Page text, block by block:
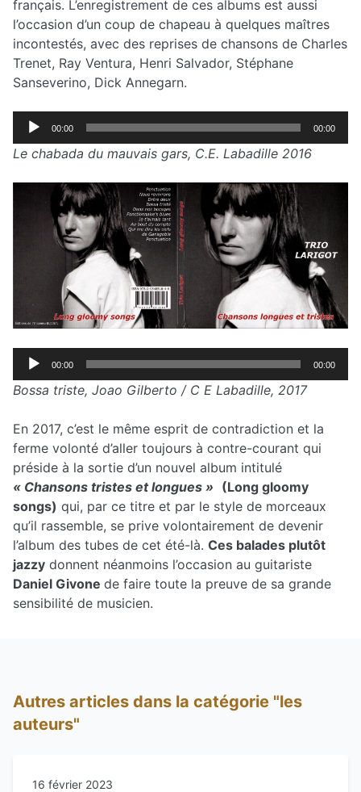
français. L’enregistrement de ces albums est aussi
l’occasion d’un coup de chapeau à quelques maîtres
incontestés, avec des reprises de chansons de Charles
Trenet, Ray Ventura, Henri Salvador, Stéphane
Sanseverino, Dick Annegarn.
Lecteur00:00 00:00
Le chabada du mauvais gars, C.E. Labadille 2016
Lecteur
audio
00:00 00:00
Bossa triste, Joao Gilberto / C E Labadille, 2017
En 2017, c’est le même esprit de contradiction et la
ferme volonté d’aller toujours à contre-courant qui
préside à la sortie d’un nouvel album intitulé
« Chansons tristes et longues » (Long gloomy
songs) qui, par ce titre et par le style de morceaux
qu’il rassemble, se prive volontairement de devenir
l’album des tubes de cet été-là. Ces balades plutôt
jazzy donnent néanmoins l’occasion au guitariste
Daniel Givone de faire toute la preuve de sa grande
sensibilité de musicien.
Autres articles dans la catégorie "les
auteurs"
16 février 2023